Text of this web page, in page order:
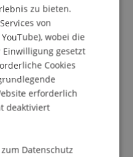
and Quality
zu bieten.
von
wobei die
Einwilligung gesetzt
Cookies
erforderlich
deaktiviert
Datenschutz